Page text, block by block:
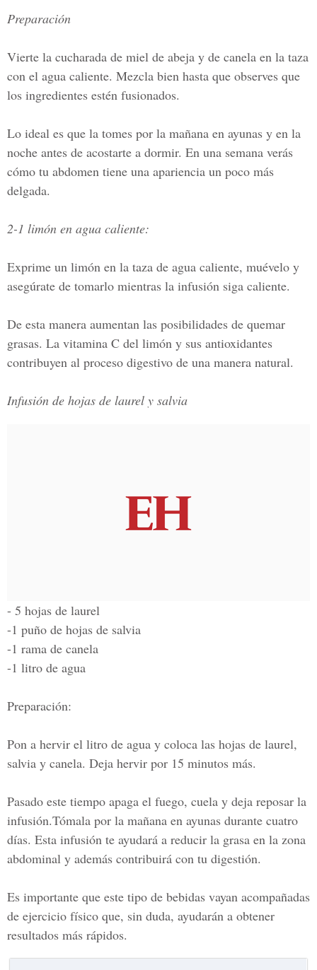
Preparación
Vierte la cucharada de miel de abeja y de canela en la taza
con el agua caliente. Mezcla bien hasta que observes que
los ingredientes estén fusionados.
Lo ideal es que la tomes por la mañana en ayunas y en la
noche antes de acostarte a dormir. En una semana verás
cómo tu abdomen tiene una apariencia un poco más
delgada.
2-1 limón en agua caliente:
Exprime un limón en la taza de agua caliente, muévelo y
asegúrate de tomarlo mientras la infusión siga caliente.
De esta manera aumentan las posibilidades de quemar
grasas. La vitamina C del limón y sus antioxidantes
contribuyen al proceso digestivo de una manera natural.
Infusión de hojas de laurel y salvia
- 5 hojas de laurel
-1 puño de hojas de salvia
-1 rama de canela
-1 litro de agua
Preparación:
Pon a hervir el litro de agua y coloca las hojas de laurel,
salvia y canela. Deja hervir por 15 minutos más.
Pasado este tiempo apaga el fuego, cuela y deja reposar la
infusión.Tómala por la mañana en ayunas durante cuatro
días. Esta infusión te ayudará a reducir la grasa en la zona
abdominal y además contribuirá con tu digestión.
Es importante que este tipo de bebidas vayan acompañadas
de ejercicio físico que, sin duda, ayudarán a obtener
resultados más rápidos.